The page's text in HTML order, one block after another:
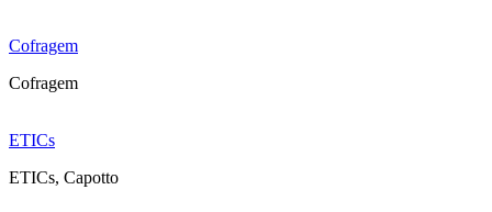
Cofragem
Cofragem
ETICs
ETICs, Capotto